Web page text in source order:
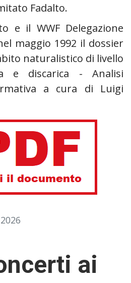
Fadalto.
e il WWF Delegazione
maggio 1992 il dossier
naturalistico di livello
e discarica - Analisi
a cura di Luigi
ai